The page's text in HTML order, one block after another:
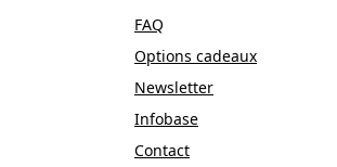
FAQ
Options cadeaux
Newsletter
Infobase
Contact